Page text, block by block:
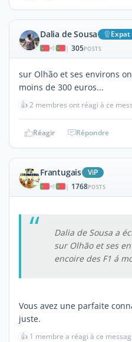
Dalia de Sousa
| 305POSTS
sur Olhão et ses environs
moins de 300 euros...
👍2 membres ont réagi à ce
Réagir Répondre
Frantugais ViP
| 1768POSTS
Dalia de Sousa a
sur Olhão et ses
encoire des F1 á
Vous avez une parfaite
juste.
👍 1 membre a réagi à ce